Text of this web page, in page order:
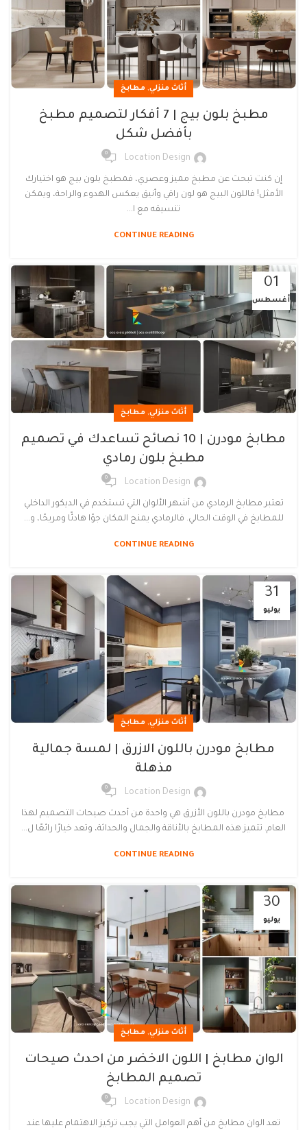
أثاث منزلي, مطابخ
مطبخ بلون بيج | 7 أفكار لتصميم مطبخ
بأفضل شكل
Location Design
0
إن كنت تبحث عن مطبخ مميز وعصري، فمطبخ بلون بيج هو اختيارك
الأمثل! فاللون البيج هو لون راقي وأنيق يعكس الهدوء والراحة، ويمكن
تنسيقه مع ا...
CONTINUE READING
01
أغسطس
أثاث منزلي, مطابخ
مطابخ مودرن | 10 نصائح تساعدك في تصميم
مطبخ بلون رمادي
Location Design
0
تعتبر مطابخ الرمادي من أشهر الألوان التي تستخدم في الديكور الداخلي
للمطابخ في الوقت الحالي. فالرمادي يمنح المكان جوًا هادئًا ومريحًا، و...
CONTINUE READING
31
يوليو
أثاث منزلي, مطابخ
مطابخ مودرن باللون الازرق | لمسة جمالية
مذهلة
Location Design
0
مطابخ مودرن باللون الأزرق هي واحدة من أحدث صيحات التصميم لهذا
العام. تتميز هذه المطابخ بالأناقة والجمال والحداثة، وتعد خيارًا رائعًا ل...
CONTINUE READING
30
يوليو
أثاث منزلي, مطابخ
الوان مطابخ | اللون الاخضر من احدث صيحات
تصميم المطابخ
Location Design
0
تعد الوان مطابخ من أهم العوامل التي يجب تركيز الاهتمام عليها عند